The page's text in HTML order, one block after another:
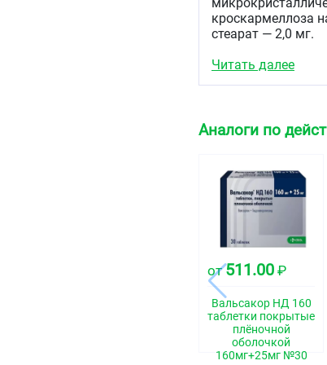
кроскармеллоза
стеарат — 2,0 мг.
Описание
Круглые
Код АТХ
C09BA02
Эналаприл
ангиотензин II,
высвобождение
системы,
релаксирующего
Читать далее
Аналоги по
от511.00 ₽
Вальсакор НД 160
таблетки покрытые
плёночной
оболочкой
160мг+25мг №30